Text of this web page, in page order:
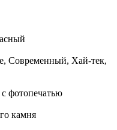
Современный, Хай-тек,
фотопечатью
камня